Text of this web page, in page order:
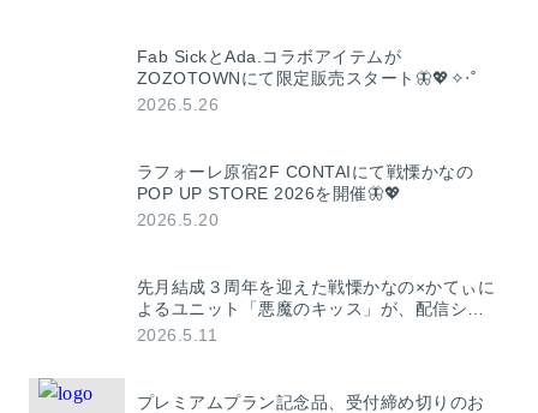
Fab SickとAda.コラボアイテムが
ZOZOTOWNにて限定販売スタート🦋💖✧‧˚
2026.5.26
ラフォーレ原宿2F CONTAIにて戦慄かなの
POP UP STORE 2026を開催🦋💖
2026.5.20
先月結成３周年を迎えた戦慄かなの×かてぃに
よるユニット「悪魔のキッス」が、配信シン
グル「ERA」（エラ）を発表！ 作詞・作曲
2026.5.11
プレミアムプラン記念品、受付締め切りのお